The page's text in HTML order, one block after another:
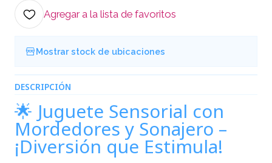
Agregar a la lista de favoritos
Mostrar stock de ubicaciones
DESCRIPCIÓN
🌟 Juguete Sensorial con
Mordedores y Sonajero –
¡Diversión que Estimula!